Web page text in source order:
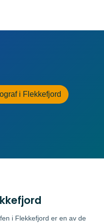
i Flekkefjord
i Flekkefjord er en av de